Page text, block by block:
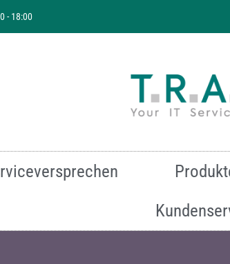
- 18:00
einer effizienten &